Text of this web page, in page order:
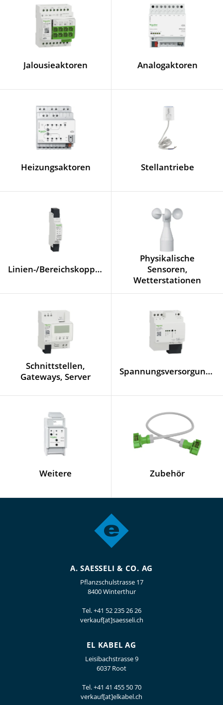
Jalousieaktoren Analogaktoren
Heizungsaktoren Stellantriebe
Linien-/Bereichskoppler
Physikalische
Sensoren,
Wetterstationen
Schnittstellen,
Gateways, Server
Spannungsversorgungen
Weitere Zubehör
A. SAESSELI & CO. AG
Pflanzschulstrasse 17
8400 Winterthur
Tel.+41 52 235 26 26
verkauf[at]saesseli.ch
EL KABEL AG
Leisibachstrasse 9
6037 Root
Tel.+41 41 455 50 70
verkauf[at]elkabel.ch